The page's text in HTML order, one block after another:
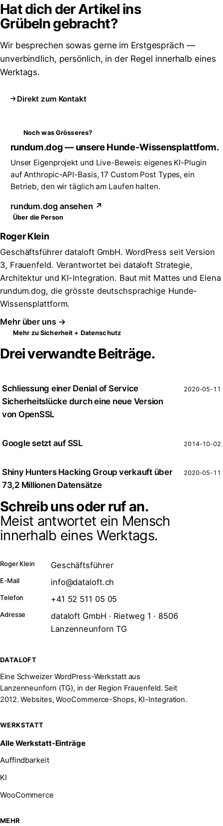
Hat dich der Artikel ins
Grübelngebracht?
Wir besprechen sowas gerne im Erstgespräch —
unverbindlich, persönlich, in der Regel innerhalb eines
Werktags.
Direkt zum Kontakt
Noch was Grösseres?
rundum.dog — unsere Hunde-Wissensplattform.
Unser Eigenprojekt und Live-Beweis: eigenes KI-Plugin
auf Anthropic-API-Basis, 17 Custom Post Types, ein
Betrieb, den wir täglich am Laufen halten.
rundum.dog ansehen ↗
Über die Person
Roger Klein
Geschäftsführer dataloft GmbH. WordPress seit Version
3, Frauenfeld. Verantwortet bei dataloft Strategie,
Architektur und KI-Integration. Baut mit Mattes und Elena
rundum.dog, die grösste deutschsprachige Hunde-
Wissensplattform.
Mehr über uns →
Mehr zu Sicherheit + Datenschutz
Drei verwandte Beiträge.
Schliessung einer Denial of Service
Sicherheitslücke durch eine neue Version
von OpenSSL
2020-05-11
Google setzt auf SSL 2014-10-02
Shiny Hunters Hacking Group verkauft über
73,2 Millionen Datensätze
2020-05-11
Schreib uns oder ruf an.
Meist antwortet ein Mensch
innerhalb eines Werktags.
Roger Klein Geschäftsführer
E-Mail info@dataloft.ch
Telefon +41 52 511 05 05
Adresse
dataloft GmbH · Rietweg 1 · 8506
Lanzenneunforn TG
DATALOFT
Eine Schweizer WordPress-Werkstatt aus
Lanzenneunforn (TG), in der Region Frauenfeld. Seit
2012. Websites, WooCommerce-Shops, KI-Integration.
WERKSTATT
Alle Werkstatt-Einträge
Auffindbarkeit
KI
WooCommerce
MEHR